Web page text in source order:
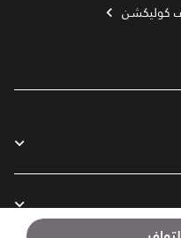
كوليكشن